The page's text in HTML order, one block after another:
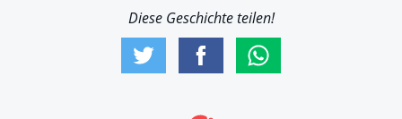
Diese Geschichte teilen!